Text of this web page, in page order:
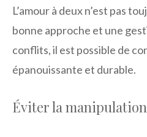
L’amour à deux n’est pas
bonne approche et une
conflits, il est possible de
épanouissante et durable.
Éviter la manipulation